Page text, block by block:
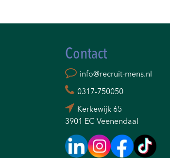
Contact
info@recruit-mens.nl
0317-750050
Kerkewijk 65
3901 EC Veenendaal